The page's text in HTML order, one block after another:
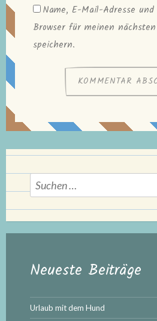
Name, E-Mail-Adresse
Browser für meinen
speichern.
Suchen
nach:
Neueste Beiträge
Urlaub mit dem Hund